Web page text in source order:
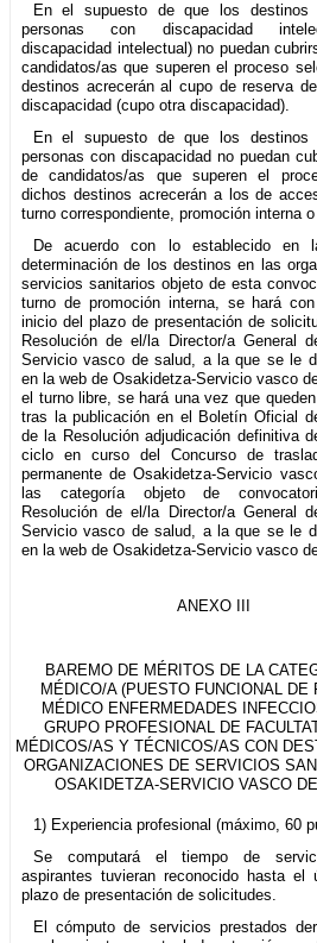
En el supuesto de que los destinos
personas con discapacidad
discapacidad intelectual) no puedan
candidatos/as que superen el proceso
destinos acrecerán al cupo de reserva
discapacidad (cupo otra discapacidad).
En el supuesto de que los destinos
personas con discapacidad no puedan
de candidatos/as que superen el
dichos destinos acrecerán a los de
turno correspondiente, promoción interna
De acuerdo con lo establecido
determinación de los destinos en las
servicios sanitarios objeto de esta
turno de promoción interna, se hará
inicio del plazo de presentación de
Resolución de el/la Director/a General
Servicio vasco de salud, a la que se le
en la web de Osakidetza-Servicio vasco
el turno libre, se hará una vez que
tras la publicación en el Boletín Oficial
de la Resolución adjudicación definitiva
ciclo en curso del Concurso de
permanente de Osakidetza-Servicio
las categoría objeto de
Resolución de el/la Director/a General
Servicio vasco de salud, a la que se le
en la web de Osakidetza-Servicio vasco
ANEXO III
BAREMO DE MÉRITOS DE LA
MÉDICO/A (PUESTO FUNCIONAL DE
MÉDICO ENFERMEDADES
GRUPO PROFESIONAL DE
MÉDICOS/AS Y TÉCNICOS/AS CON
ORGANIZACIONES DE SERVICIOS
OSAKIDETZA-SERVICIO VASCO
1) Experiencia profesional (máximo, 60
Se computará el tiempo de
aspirantes tuvieran reconocido hasta el
plazo de presentación de solicitudes.
El cómputo de servicios prestados